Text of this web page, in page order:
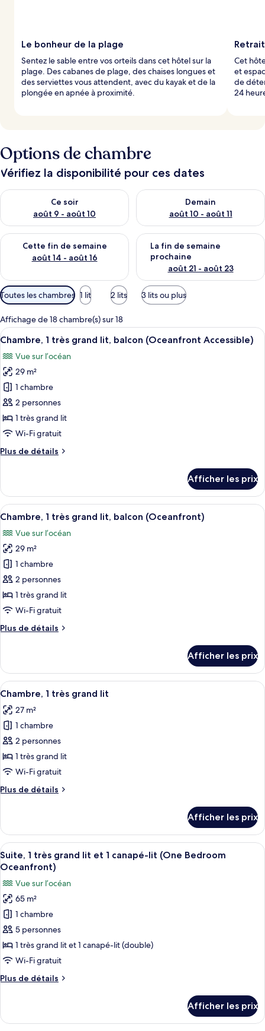
Le bonheur de la plage
Sentez le sable entre vos orteils dans cet hôtel sur la
plage. Des cabanes de plage, des chaises longues et
des serviettes vous attendent, avec du kayak et de la
plongée en apnée à proximité.
Cet
et
de
24
Options de chambre
Vérifiez la disponibilité pour ces dates
Ce soir
août 9 - août 10
Vérifier la disponibilité pour ce soir août 9 - août 10
Demain
août 10 - août 11
Vérifier la disponibilité pour
Cette fin de semaine
août 14 - août 16
Vérifier la disponibilité pour cette fin de semaine août 14 -
La fin de semaine
prochaine
août 21 - août 23
Vérifier la disponibilité pour
Filtres
disponibles
pour
les
chambres
Toutes les chambres 1 lit 2 lits 3 lits ou plus
Affichage de 18 chambre(s) sur 18
Afficher
toutes
les
photos
pour
ce
type
de
chambre :
Chambre,
grand
lit,
balcon
(Oceanfront
Accessible)
Une chambre d’hôtel avec deux
7
Chambre, 1 très grand lit, balcon (Oceanfront Accessible)
Vue sur l’océan
29 m²
1 chambre
2 personnes
1 très grand lit
Wi-Fi gratuit
Plus de détails
Plus
Chambre,
très
lit,
balcon
(Oceanfront
Accessible)
Afficher les prix
Afficher
toutes
les
photos
pour
ce
type
de
chambre :
Chambre,
grand
lit,
balcon
(Oceanfront)
Une chambre d’hôtel avec deux
6
Chambre, 1 très grand lit, balcon (Oceanfront)
Vue sur l’océan
29 m²
1 chambre
2 personnes
1 très grand lit
Wi-Fi gratuit
Plus de détails
Plus
Chambre,
très
lit,
balcon
Afficher les prix
Afficher
toutes
les
photos
pour
ce
type
chambre :
très
grand
lit
Une chambre d’hôtel équipée d’un
4
Chambre, 1 très grand lit
27 m²
1 chambre
2 personnes
1 très grand lit
Wi-Fi gratuit
Plus de détails
Plus
Chambre,
très
grand
Afficher les prix
Afficher
toutes
photos
pour
ce
type
de
chambre :
1
lit
Une chambre d’hôtel moderne
5
Suite, 1 très grand lit et 1 canapé-lit (One Bedroom
Oceanfront)
Vue sur l’océan
65 m²
1 chambre
5 personnes
1 très grand lit et 1 canapé-lit (double)
Wi-Fi gratuit
Plus de détails
Plus
Suite,
Afficher les prix